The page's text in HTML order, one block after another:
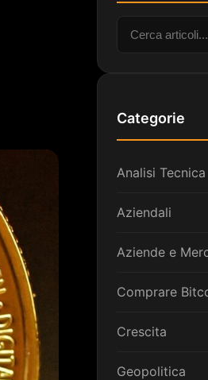
Cerca:
Categorie
Analisi Tecnica
Aziendali
Aziende e
Comprare
Crescita
Geopolitica